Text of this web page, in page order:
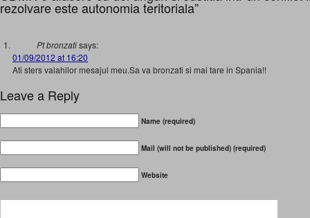
rezolvare este autonomia teritoriala”
Pt bronzatisays:
01/09/2012 at 16:20
Ati sters valahilor mesajul meu.Sa va bronzati si mai tare in Spania!!
Leave a Reply
Name (required)
Mail (will not be published) (required)
Website